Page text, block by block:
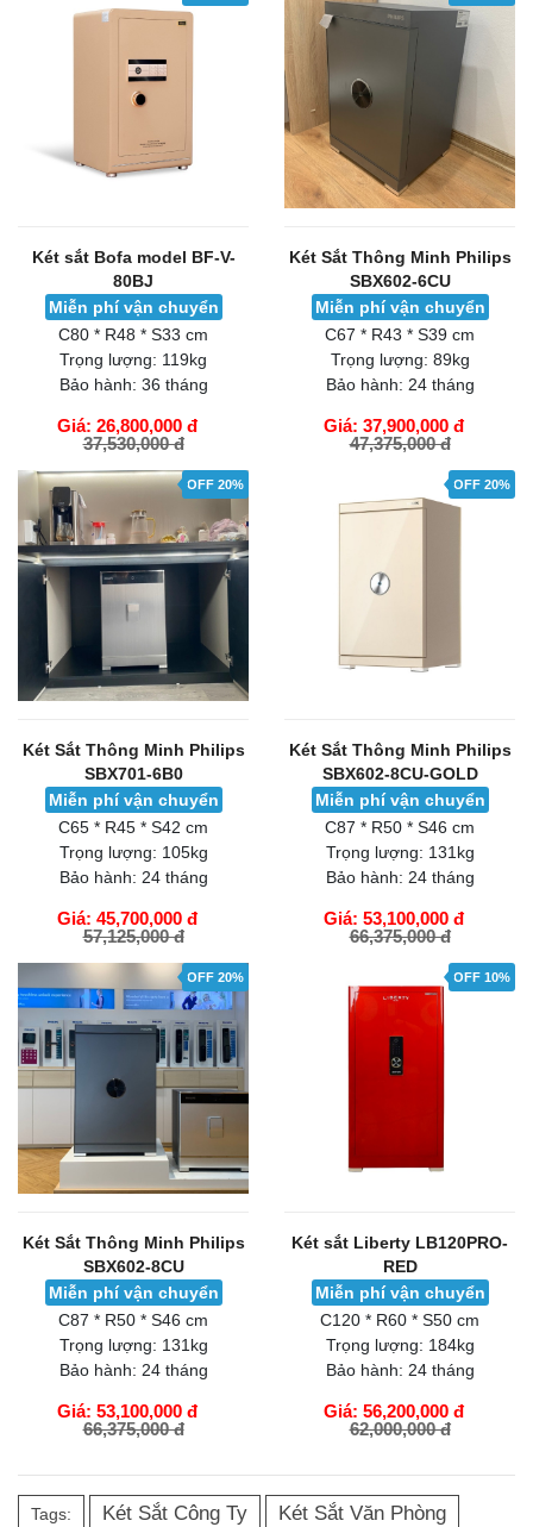
Két sắt Bofa model BF-V-
80BJ
Miễn phí vận chuyển
C80 * R48 * S33 cm
Trọng lượng: 119kg
Bảo hành: 36 tháng
Giá: 26,800,000 đ
37,530,000 đ
GIỎ HÀNG
Két Sắt Thông Minh Philips
SBX602-6CU
Miễn phí vận chuyển
C67 * R43 * S39 cm
Trọng lượng: 89kg
Bảo hành: 24 tháng
Giá: 37,900,000 đ
47,375,000 đ
GIỎ HÀNG
OFF 20%
Két Sắt Thông Minh Philips
SBX701-6B0
Miễn phí vận chuyển
C65 * R45 * S42 cm
Trọng lượng: 105kg
Bảo hành: 24 tháng
Giá: 45,700,000 đ
57,125,000 đ
GIỎ HÀNG
OFF 20%
Két Sắt Thông Minh Philips
SBX602-8CU-GOLD
Miễn phí vận chuyển
C87 * R50 * S46 cm
Trọng lượng: 131kg
Bảo hành: 24 tháng
Giá: 53,100,000 đ
66,375,000 đ
GIỎ HÀNG
OFF 20%
Két Sắt Thông Minh Philips
SBX602-8CU
Miễn phí vận chuyển
C87 * R50 * S46 cm
Trọng lượng: 131kg
Bảo hành: 24 tháng
Giá: 53,100,000 đ
66,375,000 đ
GIỎ HÀNG
OFF 10%
Két sắt Liberty LB120PRO-
RED
Miễn phí vận chuyển
C120 * R60 * S50 cm
Trọng lượng: 184kg
Bảo hành: 24 tháng
Giá: 56,200,000 đ
62,000,000 đ
GIỎ HÀNG
Tags: Két Sắt Công Ty Két Sắt Văn Phòng